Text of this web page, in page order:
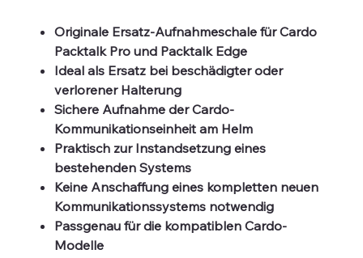
Originale Ersatz-Aufnahmeschale für Cardo
Packtalk Pro und Packtalk Edge
Ideal als Ersatz bei beschädigter oder
verlorener Halterung
Sichere Aufnahme der Cardo-
Kommunikationseinheit am Helm
Praktisch zur Instandsetzung eines
bestehenden Systems
Keine Anschaffung eines kompletten neuen
Kommunikationssystems notwendig
Passgenau für die kompatiblen Cardo-
Modelle